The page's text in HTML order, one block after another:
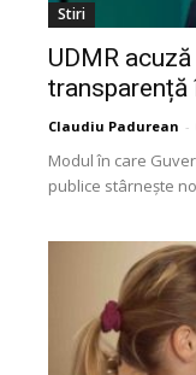
Stiri
UDMR
Claudiu Padurean -
Modul în care
publice stârnește
și...